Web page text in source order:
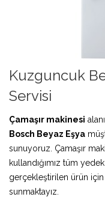
Kuzguncuk
Servisi
Çamaşır makinesi
Bosch Beyaz Eşya
sunuyoruz. Çamaşır
kullandığımız tüm
gerçekleştirilen ürün
sunmaktayız.